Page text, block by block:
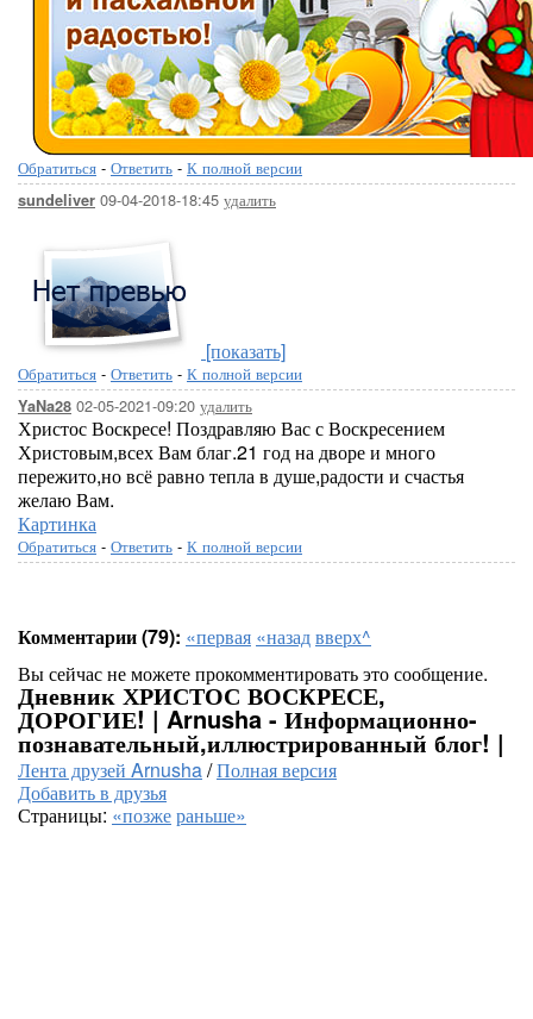
Обратиться - Ответить - К полной версии
sundeliver 09-04-2018-18:45 удалить
[показать]
Обратиться - Ответить - К полной версии
YaNa28 02-05-2021-09:20 удалить
Христос Воскресе! Поздравляю Вас с Воскресением
Христовым,всех Вам благ.21 год на дворе и много
пережито,но всё равно тепла в душе,радости и счастья
желаю Вам.
Картинка
Обратиться - Ответить - К полной версии
Комментарии (79): «первая «назадвверх^
Вы сейчас не можете прокомментировать это сообщение.
Дневник ХРИСТОС ВОСКРЕСЕ,
ДОРОГИЕ! | Arnusha - Информационно-
познавательный,иллюстрированный блог! |
Лента друзей Arnusha/Полная версия
Добавить в друзья
Страницы: «позжераньше»